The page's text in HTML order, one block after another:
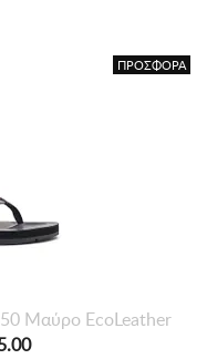
ΠΡΟΣΦΟΡΑ
Μαύρο EcoLeather